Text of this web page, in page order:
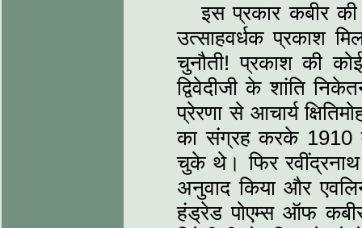
इस प्रकार कबीर की
उत्‍साहवर्धक प्रकाश
चुनौती! प्रकाश की
द्विवेदीजी के शांति
प्रेरणा से आचार्य
का संग्रह करके 1910
चुके थे। फिर
अनुवाद किया और
हंड्रेड पोएम्‍स ऑफ